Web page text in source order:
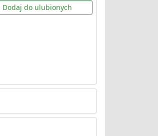
Dodaj do ulubionych